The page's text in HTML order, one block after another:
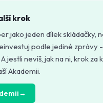
krok
jako jeden dílek skládačky,
podle jediné zprávy
jestli nevíš, jak na ni, krok za
Akademii.
→